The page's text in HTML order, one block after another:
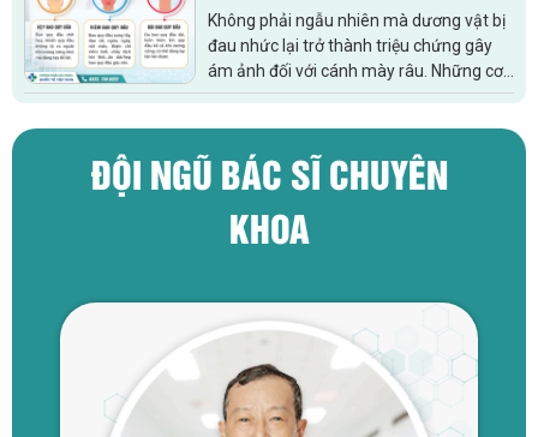
Không phải ngẫu nhiên mà dương vật bị
đau nhức lại trở thành triệu chứng gây
ám ảnh đối với cánh mày râu. Những cơn
đau buốt kéo dài gây ra sự khó chịu, bứt
ĐỘI NGŨ BÁC SĨ CHUYÊN
KHOA